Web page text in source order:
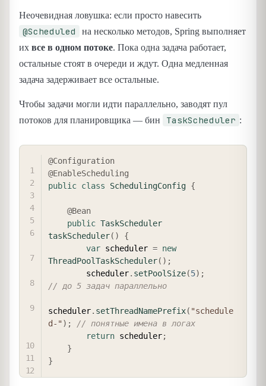
Неочевидная ловушка: если просто навесить
@Scheduled
на несколько методов, Spring выполняет
их все в одном потоке. Пока одна задача работает,
остальные стоят в очереди и ждут. Одна медленная
задача задерживает все остальные.
Чтобы задачи могли идти параллельно, заводят пул
потоков для планировщика — бин
TaskScheduler :
@Configuration
@EnableScheduling
public class SchedulingConfig {
@Bean
public TaskScheduler
taskScheduler( )
{
var scheduler = new
ThreadPoolTaskScheduler( ) ;
        scheduler
. setPoolSize(5) ;
// до 5 задач параллельно
scheduler. setThreadNamePrefix( "schedule
d-") ;
// понятные имена в логах
return scheduler;
}
}